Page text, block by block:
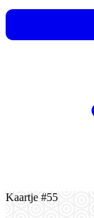
Kaartje #55